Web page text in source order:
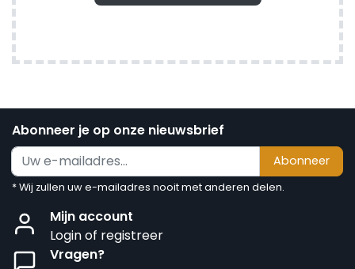
Abonneer je op onze nieuwsbrief
Abonneer
* Wij zullen uw e-mailadres nooit met anderen delen.
Mijn account
Login of registreer
Vragen?